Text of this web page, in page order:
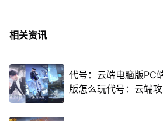
相关资讯
代号：云端电脑版PC
版怎么玩代号：云端